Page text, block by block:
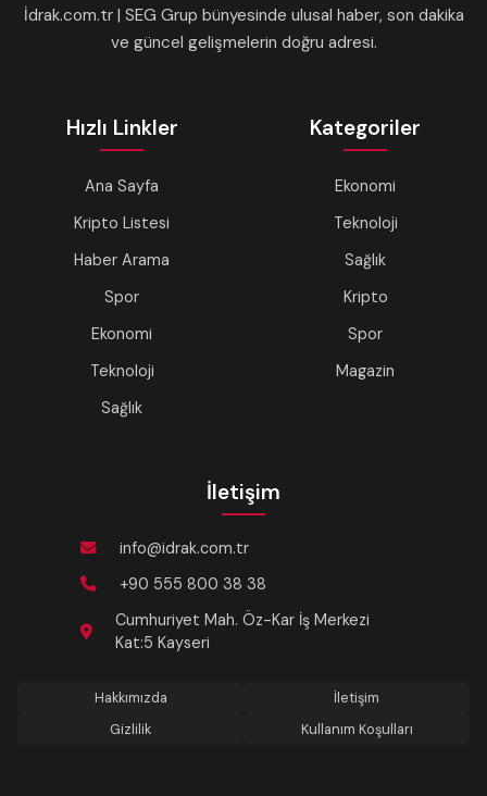
İdrak.com.tr | SEG Grup bünyesinde ulusal haber, son dakika
ve güncel gelişmelerin doğru adresi.
Hızlı Linkler
Ana Sayfa
Kripto Listesi
Haber Arama
Spor
Ekonomi
Teknoloji
Sağlık
Kategoriler
Ekonomi
Teknoloji
Sağlık
Kripto
Spor
Magazin
İletişim
info@idrak.com.tr
+90 555 800 38 38
Cumhuriyet Mah. Öz-Kar İş Merkezi
Kat:5 Kayseri
Hakkımızda
İletişim
Gizlilik
Kullanım Koşulları